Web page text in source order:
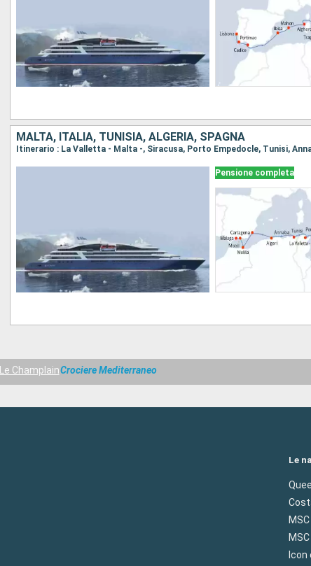
MALTA, ITALIA, TUNISIA, ALGERIA, SPAGNA
Pensione completa
Le ChamplainCrociere Mediterraneo
Le